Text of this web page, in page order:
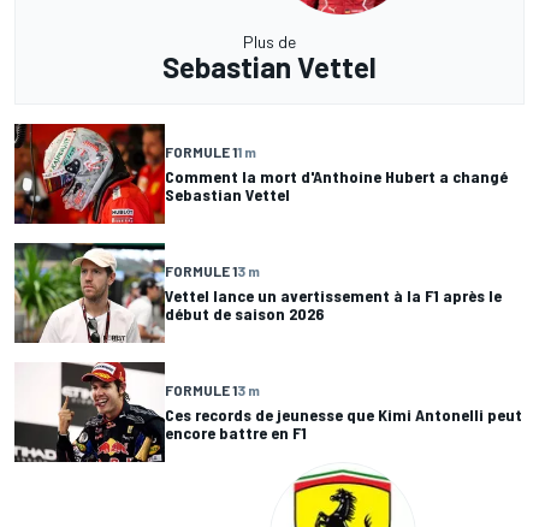
Plus de
Sebastian Vettel
FORMULE 11 m
Comment la mort d'Anthoine Hubert a changé
Sebastian Vettel
FORMULE 13 m
Vettel lance un avertissement à la F1 après le
début de saison 2026
FORMULE 13 m
Ces records de jeunesse que Kimi Antonelli peut
encore battre en F1